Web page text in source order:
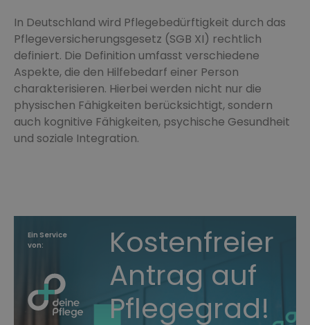
In Deutschland wird Pflegebedürftigkeit durch das
Pflegeversicherungsgesetz (SGB XI) rechtlich
definiert. Die Definition umfasst verschiedene
Aspekte, die den Hilfebedarf einer Person
charakterisieren. Hierbei werden nicht nur die
physischen Fähigkeiten berücksichtigt, sondern
auch kognitive Fähigkeiten, psychische Gesundheit
und soziale Integration.
Kostenfreier
Antrag auf
Pflegegrad!
Ein Service
von: